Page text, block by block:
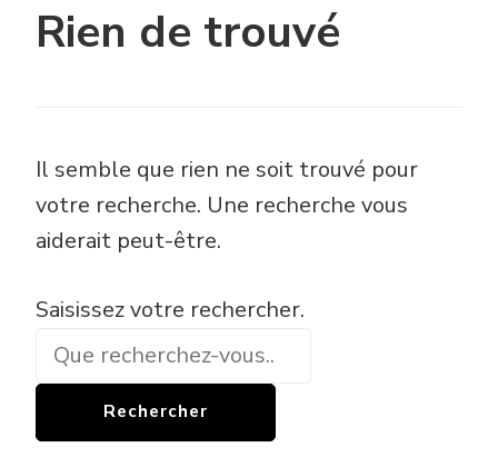
Rien de trouvé
Il semble que rien ne soit trouvé pour
votre recherche. Une recherche vous
aiderait peut-être.
Vous
recherchiez
quelque
chose ?
Saisissez votre rechercher.